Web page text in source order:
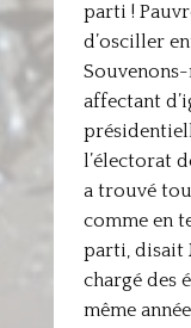
parti !
d’osciller
Souvenons-
affectant
l’électorat
a trouvé
comme en
parti, disait
chargé des
même